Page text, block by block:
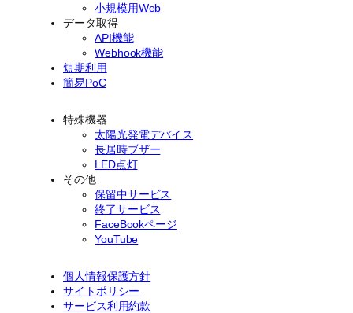
小規模用Web
データ取得
API機能
Webhook機能
短期利用
簡易PoC
特殊機器
太陽光発電デバイス
長居時ブザー
LED点灯
その他
保留中サービス
終了サービス
FaceBookページ
YouTube
個人情報保護方針
サイトポリシー
サービス利用約款